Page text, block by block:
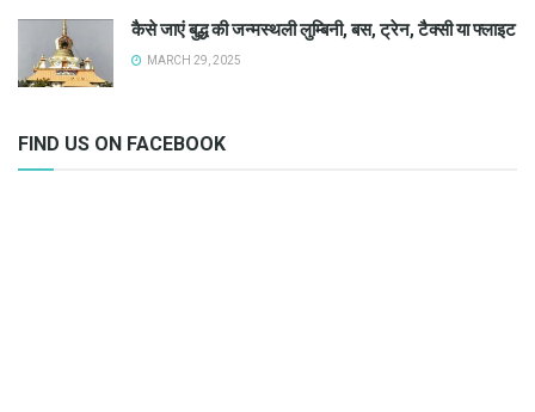
कैसे जाएं बुद्ध की जन्मस्थली लुम्बिनी, बस, ट्रेन, टैक्सी या फ्लाइट
MARCH 29, 2025
FIND US ON FACEBOOK